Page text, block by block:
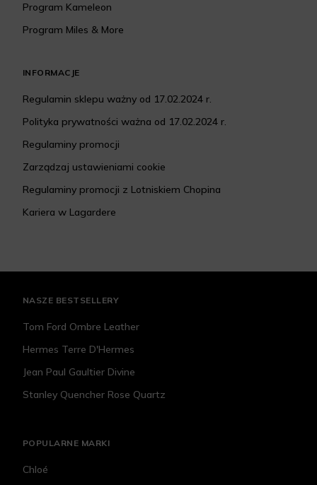
Program Kameleon
Program Miles & More
INFORMACJE
Regulamin sklepu ważny od 17.02.2024 r.
Polityka prywatności ważna od 17.02.2024 r.
Regulaminy promocji
Zarządzaj ustawieniami cookie
Regulaminy promocji z Lotniskiem Chopina
Kariera w Lagardere
NASZE BESTSELLERY
Tom Ford Ombre Leather
Hermes Terre D'Hermes
Jean Paul Gaultier Divine
Stanley Quencher Rose Quartz
POPULARNE MARKI
Chloé